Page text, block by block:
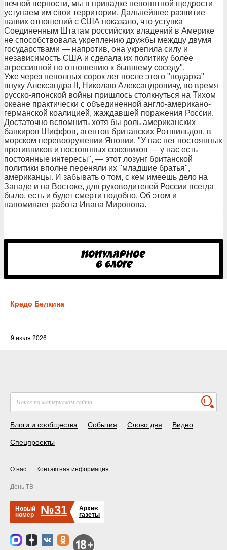
вечной верности, мы в припадке непонятной щедрости
уступаем им свои территории. Дальнейшее развитие
наших отношений с США показало, что уступка
Соединенным Штатам российских владений в Америке
не способствовала укреплению дружбы междцу двумя
государствами — напротив, она укрепила силу и
независимость США и сделала их политику более
агрессивной по отношению к бывшему соседу".
Уже через неполных сорок лет после этого "подарка"
внуку Александра II, Николаю Александровичу, во время
русско-японской войны пришлось столкнуться на Тихом
океане практически с объединенной англо-американо-
германской коалицией, жаждавшей поражения России.
Достаточно вспомнить хотя бы роль американских
банкиров Шиффов, агентов британских Ротшильдов, в
морском перевооружении Японии. "У нас нет постоянных
противников и постоянных союзников — у нас есть
постоянные интересы", — этот лозунг британской
политики вполне переняли их "младшие братья",
американцы. И забывать о том, с кем имеешь дело на
Западе и на Востоке, для руководителей России всегда
было, есть и будет смерти подобно. Об этом и
напоминает работа Ивана Миронова.
Кредо Белкина
9 июля 2026
Блоги и сообщества События Слово дня Видео
Спецпроекты
О нас Контактная информация
День ТВ
Новый
номер
№31
Архив
газеты